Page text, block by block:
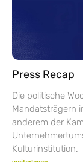
Press Recap
Die politische
Mandatsträgern
anderem der
Kulturinstitution.